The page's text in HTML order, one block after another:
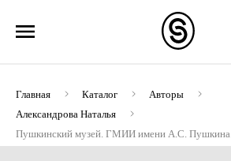
Главная Каталог
Авторы
Александрова Наталья
Пушкинский музей. ГМИИ имени А.С.
музеи мира". Подарочное издание (Хороший